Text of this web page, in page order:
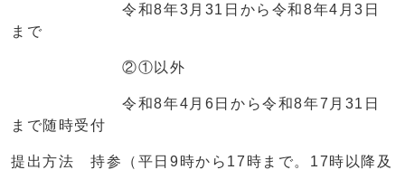
令和8年3月31日から令和8年4月3日
まで
②①以外
令和8年4月6日から令和8年7月31日
まで随時受付
提出方法 持参（平日9時から17時まで。17時以降及